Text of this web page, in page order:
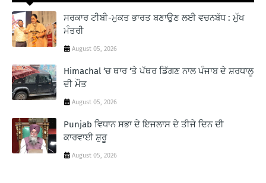
ਸਰਕਾਰ ਟੀਬੀ-ਮੁਕਤ ਭਾਰਤ ਬਣਾਉਣ ਲਈ ਵਚਨਬੱਧ : ਮੁੱਖ
ਮੰਤਰੀ
August 05, 2026
Himachal ‘ਚ ਥਾਰ ‘ਤੇ ਪੱਥਰ ਡਿੱਗਣ ਨਾਲ ਪੰਜਾਬ ਦੇ ਸ਼ਰਧਾਲੂ
ਦੀ ਮੌਤ
August 05, 2026
Punjab ਵਿਧਾਨ ਸਭਾ ਦੇ ਇਜਲਾਸ ਦੇ ਤੀਜੇ ਦਿਨ ਦੀ
ਕਾਰਵਾਈ ਸ਼ੁਰੂ
August 05, 2026